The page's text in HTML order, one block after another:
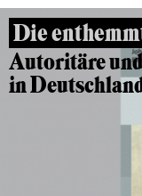
Die
Autoritäre
in